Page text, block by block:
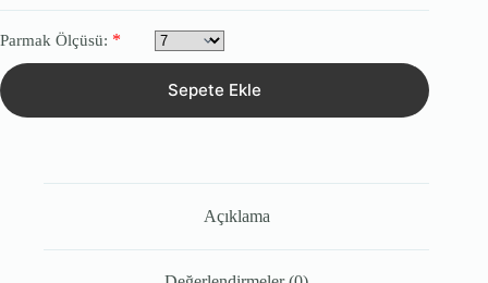
Parmak Ölçüsü: *
Sepete Ekle
Açıklama